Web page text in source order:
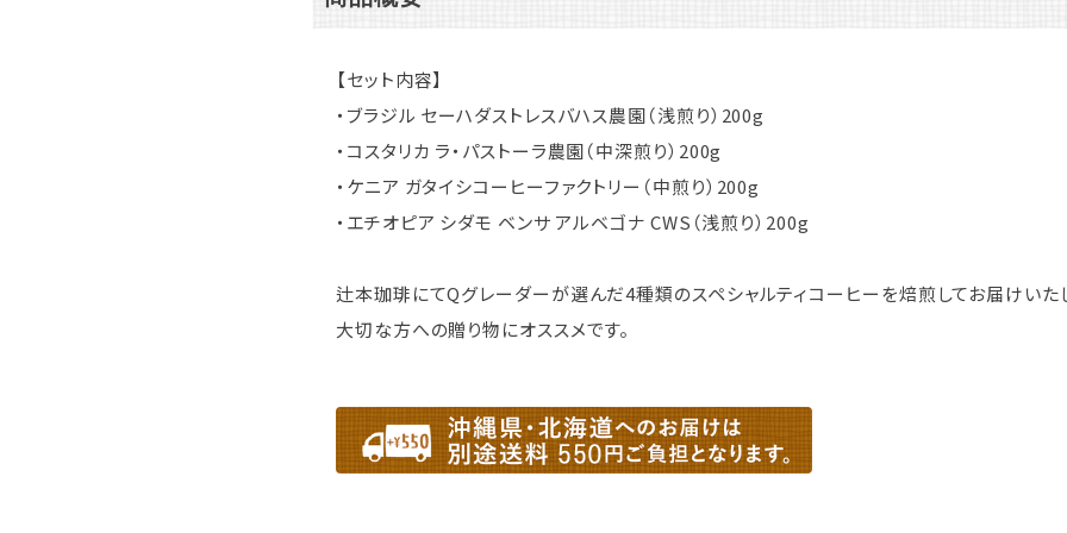
【セット内容】
・ブラジル セーハダストレスバハス農園（浅煎り）200g
・コスタリカ ラ・パストーラ農園（中深煎り）200g
・ケニア ガタイシコーヒーファクトリー（中煎り）200g
・エチオピア シダモ ベンサ アルベゴナ CWS（浅煎り）200g
辻本珈琲にてQグレーダーが選んだ4種類のスペシャルティコーヒーを焙煎してお届けいた
大切な方への贈り物にオススメです。